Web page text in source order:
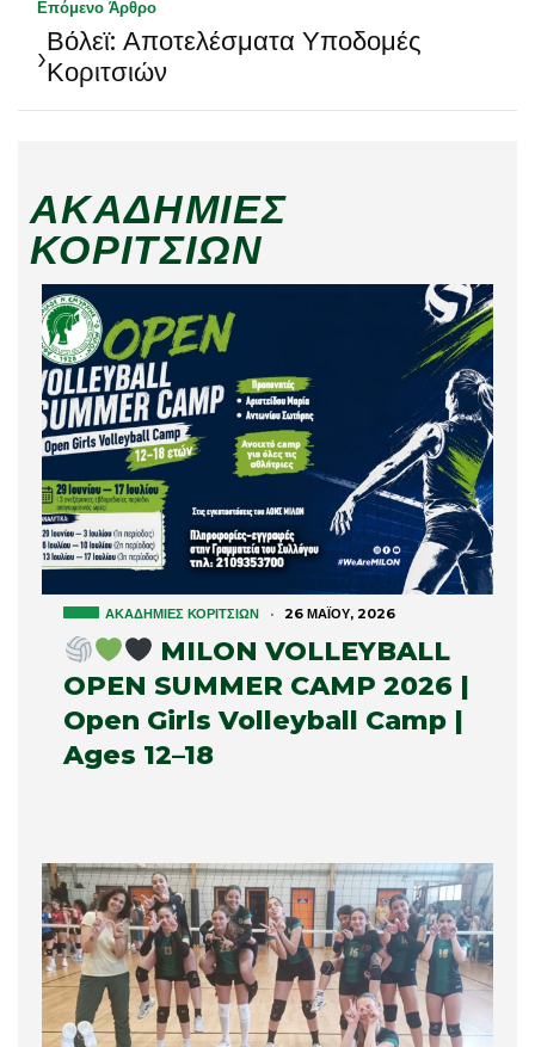
Επόμενο Άρθρο
›Βόλεϊ: Αποτελέσματα Υποδομές
Κοριτσιών
ΑΚΑΔΗΜΊΕΣ
ΚΟΡΙΤΣΙΏΝ
ΑΚΑΔΗΜΊΕΣ ΚΟΡΙΤΣΙΏΝ · 26 ΜΑΪ́ΟΥ, 2026
MILON VOLLEYBALL
OPEN SUMMER CAMP 2026 |
Open Girls Volleyball Camp |
Ages 12–18